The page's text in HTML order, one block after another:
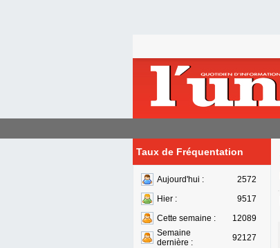
Taux de Fréquentation
Aujourd'hui :
2572
Hier :
9517
Cette semaine :
12089
Semaine
dernière :
92127